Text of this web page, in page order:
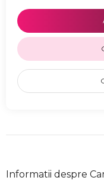
Informatii despre